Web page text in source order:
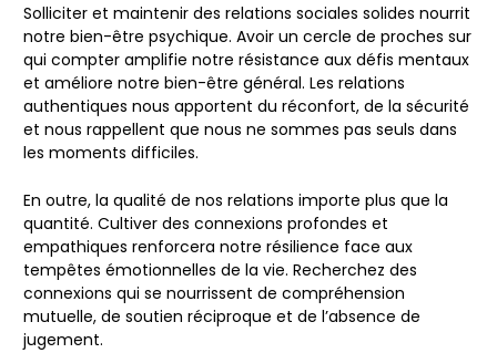
Solliciter et maintenir des relations sociales solides nourrit
notre bien-être psychique. Avoir un cercle de proches sur
qui compter amplifie notre résistance aux défis mentaux
et améliore notre bien-être général. Les relations
authentiques nous apportent du réconfort, de la sécurité
et nous rappellent que nous ne sommes pas seuls dans
les moments difficiles.
En outre, la qualité de nos relations importe plus que la
quantité. Cultiver des connexions profondes et
empathiques renforcera notre résilience face aux
tempêtes émotionnelles de la vie. Recherchez des
connexions qui se nourrissent de compréhension
mutuelle, de soutien réciproque et de l’absence de
jugement.